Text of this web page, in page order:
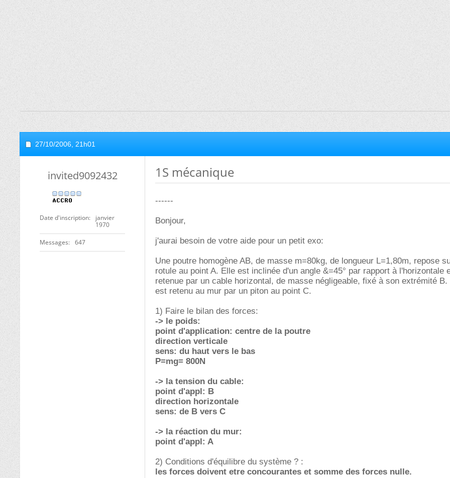
27/10/2006, 21h01
invited9092432
Date d'inscription
janvier
1970
Messages 647
1S mécanique
------
Bonjour,
j'aurai besoin de votre aide pour un petit exo:
Une poutre homogène AB, de masse m=80kg, de longueur L=1,80m, repose
rotule au point A. Elle est inclinée d'un angle &=45° par rapport à l'horizontale
retenue par un cable horizontal, de masse négligeable, fixé à son extrémité B.
est retenu au mur par un piton au point C.
1) Faire le bilan des forces:
-> le poids:
point d'application: centre de la poutre
direction verticale
sens: du haut vers le bas
P=mg= 800N
-> la tension du cable:
point d'appl: B
direction horizontale
sens: de B vers C
-> la réaction du mur:
point d'appl: A
2) Conditions d'équilibre du système ? :
les forces doivent etre concourantes et somme des forces nulle.